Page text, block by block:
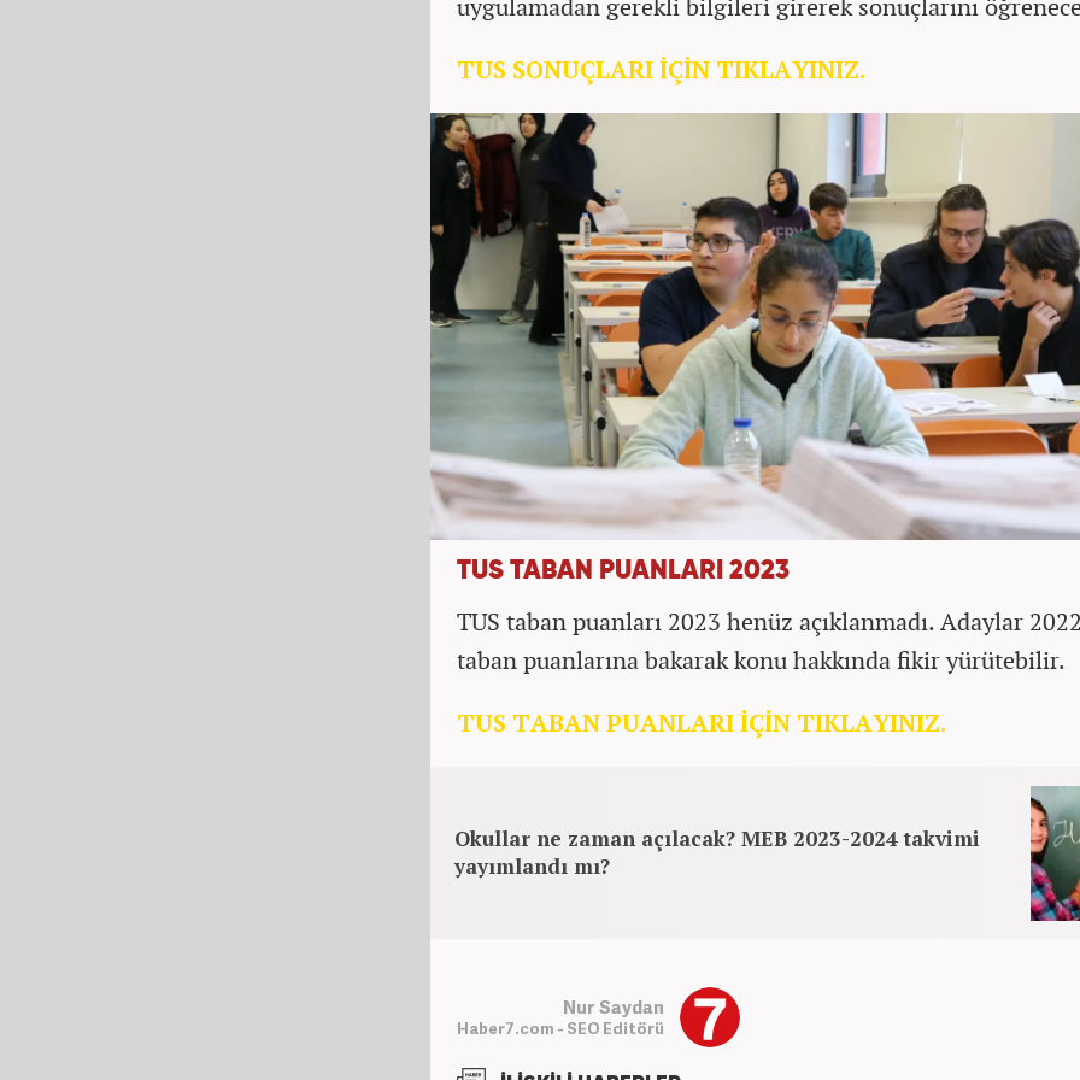
TUS SONUÇLARI İÇİN TIKLAYINIZ.
TUS TABAN PUANLARI 2023
TUS taban puanları 2023 henüz açıklanmadı. Adaylar
taban puanlarına bakarak konu hakkında fikir yürütebilir.
TUS TABAN PUANLARI İÇİN TIKLAYINIZ.
Okullar ne zaman açılacak? MEB 2023-2024 takvimi
yayımlandı mı?
Nur Saydan
Haber7.com - SEO Editörü